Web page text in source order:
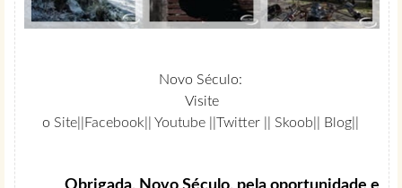
Novo Século:
Visite
o Site|| Facebook Youtube Twitter|| Skoob Blog||